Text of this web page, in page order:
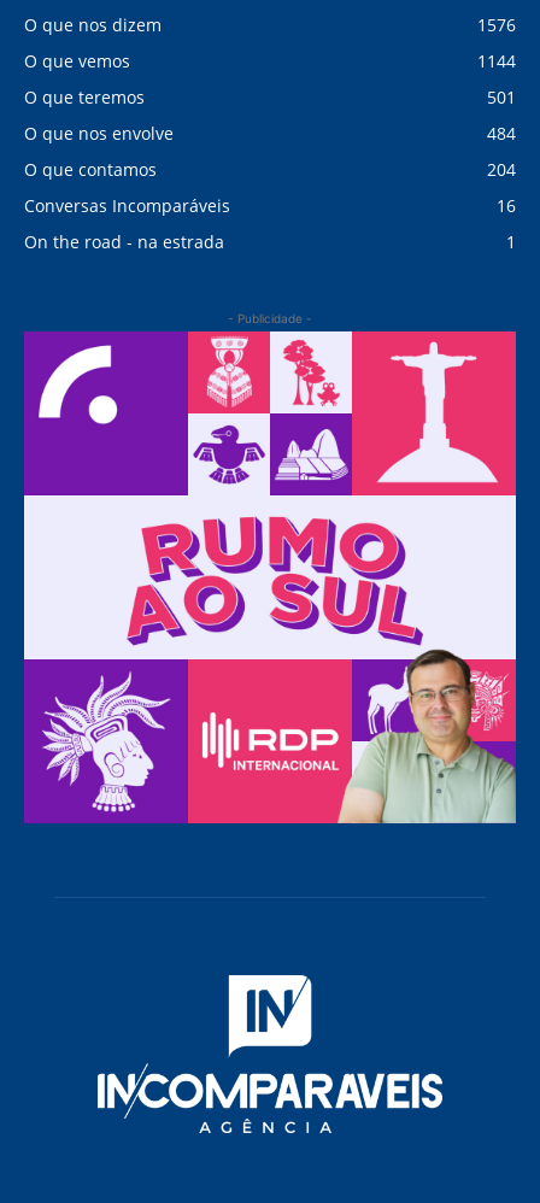
O que nos dizem
1576
O que vemos
1144
O que teremos
501
O que nos envolve
484
O que contamos
204
Conversas Incomparáveis
16
On the road - na estrada
1
- Publicidade -